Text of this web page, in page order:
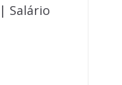
Salário